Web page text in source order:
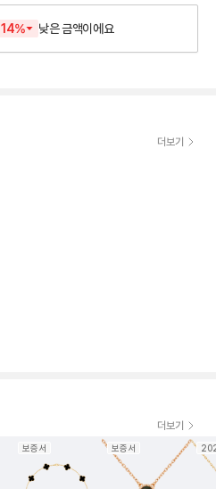
14% 낮은금액이에요
더보기
더보기
보증서 보증서